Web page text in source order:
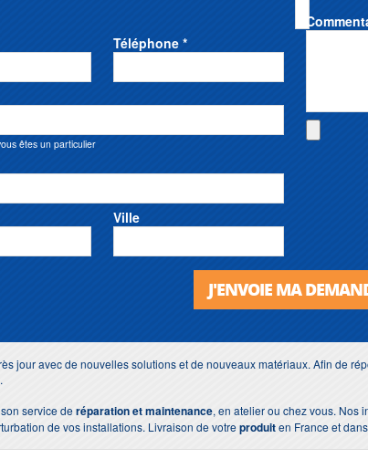
Téléphone *
êtes un particulier
Ville
J'ENVOIE MA
jour avec de nouvelles solutions et de nouveaux matériaux. Afin de
service deréparation et maintenance, en atelier ou chez vous. Nos
de vos installations. Livraison de votreproduiten France et